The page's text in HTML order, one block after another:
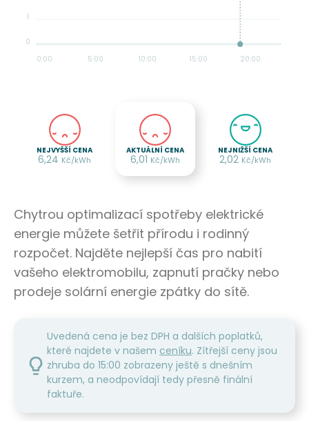
0
1
0:00 5:00 10:00 15:00 20:00
NEJVYŠŠÍ CENA
6,24 Kč/kWh
AKTUÁLNÍ CENA
6,01 Kč/kWh
NEJNIŽŠÍ CENA
2,02 Kč/kWh
Chytrou optimalizací spotřeby elektrické
energie můžete šetřit přírodu i rodinný
rozpočet. Najděte nejlepší čas pro nabití
vašeho elektromobilu, zapnutí pračky nebo
prodeje solární energie zpátky do sítě.
Uvedená cena je bez DPH a dalších poplatků,
které najdete v našem ceníku. Zítřejší ceny jsou
zhruba do 15:00 zobrazeny ještě s dnešním
kurzem, a neodpovídají tedy přesně finální
faktuře.